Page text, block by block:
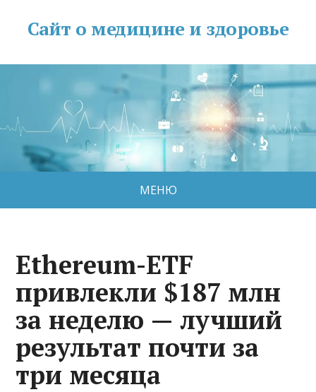
Сайт о медицине и здоровье
МЕНЮ
Ethereum-ETF
привлекли $187 млн
за неделю — лучший
результат почти за
три месяца